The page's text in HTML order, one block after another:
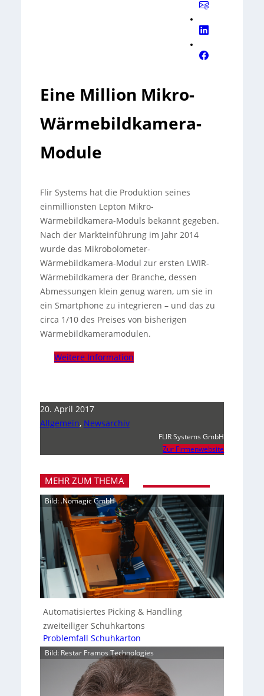
Eine Million Mikro-
Wärmebildkamera-
Module
Flir Systems hat die Produktion seines
einmillionsten Lepton Mikro-
Wärmebildkamera-Moduls bekannt gegeben.
Nach der Markteinführung im Jahr 2014
wurde das Mikrobolometer-
Wärmebildkamera-Modul zur ersten LWIR-
Wärmebildkamera der Branche, dessen
Abmessungen klein genug waren, um sie in
ein Smartphone zu integrieren – und das zu
circa 1/10 des Preises von bisherigen
Wärmebildkameramodulen.
Weitere Information
20. April 2017
Allgemein, Newsarchiv
FLIR Systems GmbH
Zur Firmenwebsite
MEHR ZUM THEMA
Bild: .Nomagic GmbH
Automatisiertes Picking & Handling
zweiteiliger Schuhkartons
Problemfall Schuhkarton
Bild: Restar Framos Technologies